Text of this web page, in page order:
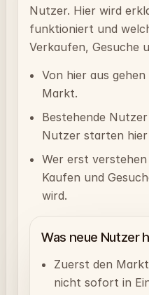
Nutzer. Hier wird
funktioniert und
Verkaufen, Gesuche
Von hier aus
Markt.
Bestehende
Nutzer starten hier
Wer erst
Kaufen und
wird.
Was neue Nutzer
Zuerst den
nicht sofort in